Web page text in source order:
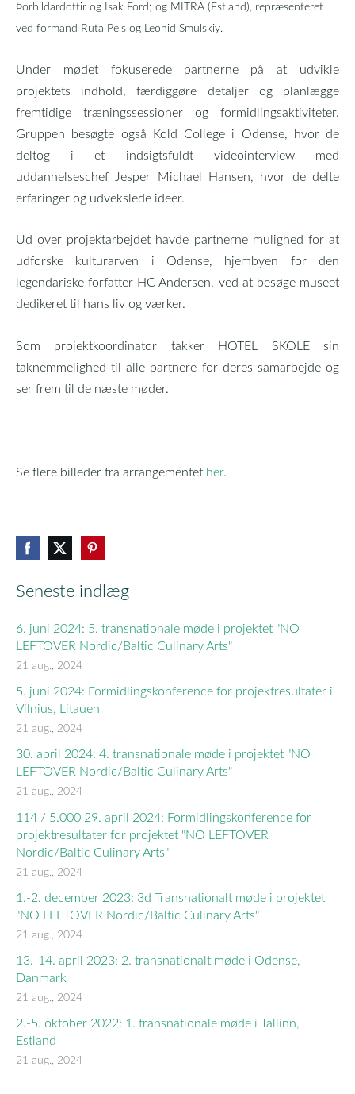
Seneste indlæg
6. juni 2024: 5. transnationale møde i projektet "NO
LEFTOVER Nordic/Baltic Culinary Arts"
21 aug., 2024
5. juni 2024: Formidlingskonference for projektresultater i
Vilnius, Litauen
21 aug., 2024
30. april 2024: 4. transnationale møde i projektet "NO
LEFTOVER Nordic/Baltic Culinary Arts"
21 aug., 2024
114 / 5.000 29. april 2024: Formidlingskonference for
projektresultater for projektet "NO LEFTOVER
Nordic/Baltic Culinary Arts"
21 aug., 2024
1.-2. december 2023: 3d Transnationalt møde i projektet
"NO LEFTOVER Nordic/Baltic Culinary Arts"
21 aug., 2024
13.-14. april 2023: 2. transnationalt møde i Odense,
Danmark
21 aug., 2024
2.-5. oktober 2022: 1. transnationale møde i Tallinn,
Estland
21 aug., 2024
Þorhildardottir og Isak Ford; og MITRA (Estland), repræsenteret
ved formand Ruta Pels og Leonid Smulskiy.
Under mødet fokuserede partnerne på at udvikle
projektets indhold, færdiggøre detaljer og planlægge
fremtidige træningssessioner og formidlingsaktiviteter.
Gruppen besøgte også Kold College i Odense, hvor de
deltog i et indsigtsfuldt videointerview med
uddannelseschef Jesper Michael Hansen, hvor de delte
erfaringer og udvekslede ideer.
Ud over projektarbejdet havde partnerne mulighed for at
udforske kulturarven i Odense, hjembyen for den
legendariske forfatter HC Andersen, ved at besøge museet
dedikeret til hans liv og værker.
Som projektkoordinator takker HOTEL SKOLE sin
taknemmelighed til alle partnere for deres samarbejde og
ser frem til de næste møder.
Se flere billeder fra arrangementet her.